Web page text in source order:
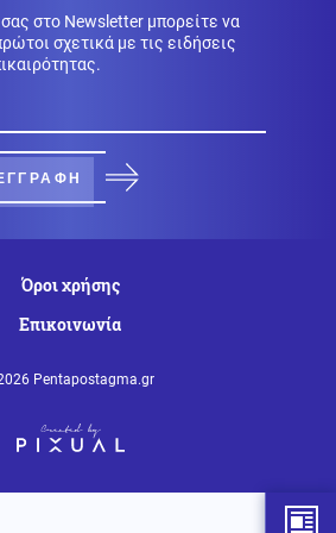
Κεραυνός πλαγιοκοπεί
στη Θράκη
με όπλα για την Ουκρανία
Από χριστιανός εθελοντής
στο Newsletter μπορείτε να
σχετικά με τις ειδήσεις
Όροι χρήσης
Επικοινωνία
Pentapostagma.gr